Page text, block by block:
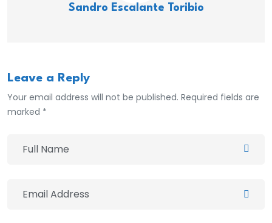
Sandro Escalante Toribio
Leave a Reply
Your email address will not be published. Required fields are
marked *